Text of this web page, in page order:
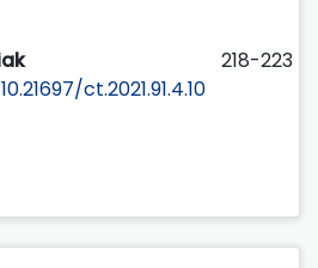
218-223
ct.2021.91.4.10